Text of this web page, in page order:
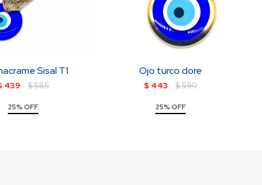
Sisal T1
439 $585
25% OFF
Ojo turco dore
$ 443 $590
25% OFF